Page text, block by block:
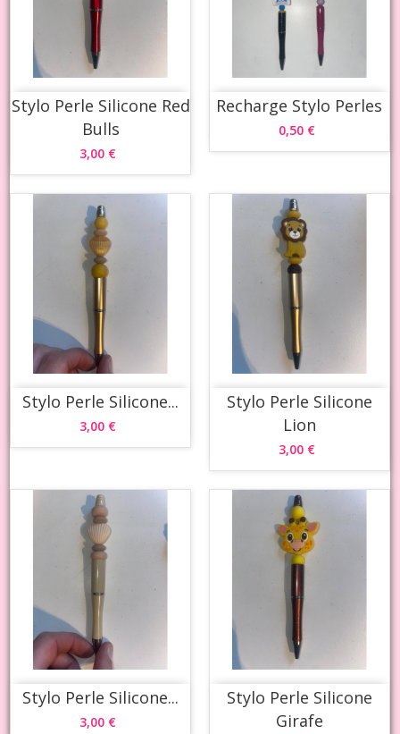
Stylo Perle Silicone Red
Bulls
3,00 €
Recharge Stylo Perles
0,50 €
Stylo Perle Silicone...
3,00 €
Stylo Perle Silicone
Lion
3,00 €
Stylo Perle Silicone...
3,00 €
Stylo Perle Silicone
Girafe